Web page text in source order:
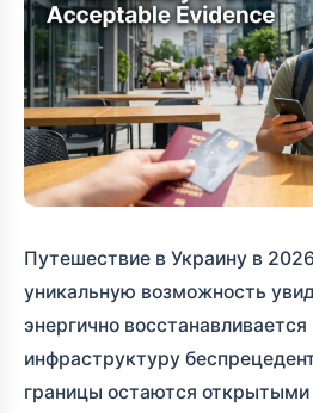
Путешествие в Украину в
уникальную возможность
энергично
инфраструктуру
границы остаются открытыми